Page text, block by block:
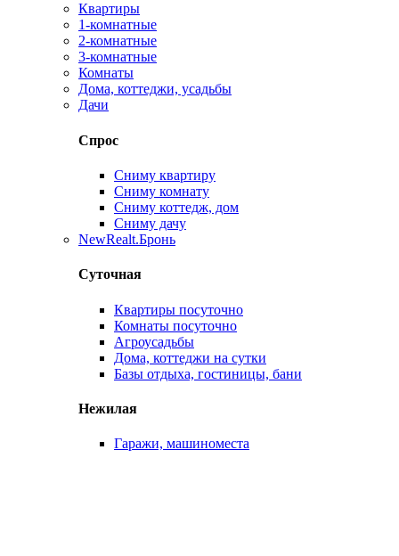
Квартиры
1-комнатные
2-комнатные
3-комнатные
Комнаты
Дома, коттеджи, усадьбы
Дачи
Спрос
Сниму квартиру
Сниму комнату
Сниму коттедж, дом
Сниму дачу
NewRealt.Бронь
Суточная
Квартиры посуточно
Комнаты посуточно
Агроусадьбы
Дома, коттеджи на сутки
Базы отдыха, гостиницы, бани
Нежилая
Гаражи, машиноместа